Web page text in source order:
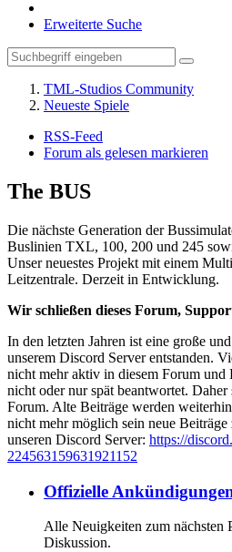
Erweiterte Suche
TML-Studios Community
Neueste Spiele
RSS-Feed
Forum als gelesen markieren
The BUS
Die nächste Generation der
Buslinien TXL, 100, 200 und 245
Unser neuestes Projekt mit einem
Leitzentrale. Derzeit in Entwicklung.
Wir schließen dieses Forum,
In den letzten Jahren ist eine große
unserem Discord Server entstanden.
nicht mehr aktiv in diesem Forum und
nicht oder nur spät beantwortet.
Forum. Alte Beiträge werden
nicht mehr möglich sein neue
unseren Discord Server: https://
224563159631921152
Offizielle
Alle Neuigkeiten zum nächsten
Diskussion.